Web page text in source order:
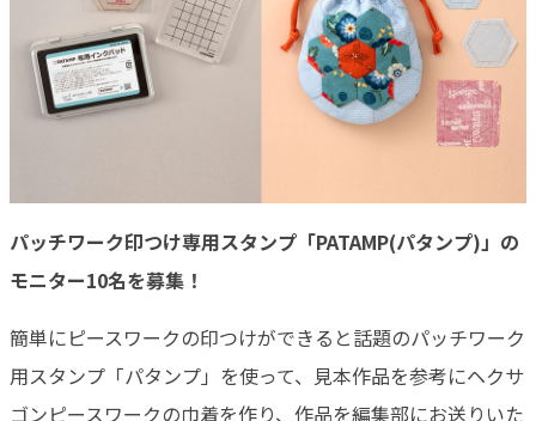
パッチワーク印つけ専用スタンプ「PATAMP(パタンプ)」の
モニター10名を募集！
簡単にピースワークの印つけができると話題のパッチワーク
用スタンプ「パタンプ」を使って、見本作品を参考にヘクサ
ゴンピースワークの巾着を作り、作品を編集部にお送りいた